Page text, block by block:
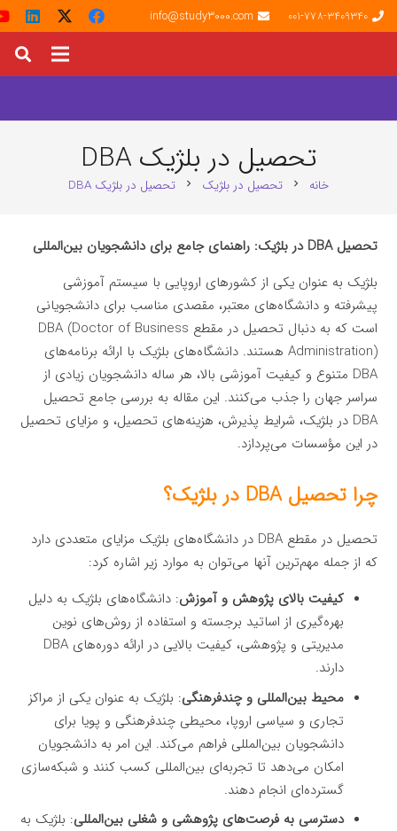
001-778-3409340
info@study3000.com
تحصیل در بلژیک DBA
خانه chevron_right تحصیل در بلژیک chevron_right تحصیل در بلژیک DBA
تحصیل DBA در بلژیک: راهنمای جامع برای دانشجویان بین‌المللی
بلژیک به عنوان یکی از کشورهای اروپایی با سیستم آموزشی
پیشرفته و دانشگاه‌های معتبر، مقصدی مناسب برای دانشجویانی
است که به دنبال تحصیل در مقطع DBA (Doctor of Business
Administration) هستند. دانشگاه‌های بلژیک با ارائه برنامه‌های
DBA متنوع و کیفیت آموزشی بالا، هر ساله دانشجویان زیادی از
سراسر جهان را جذب می‌کنند. این مقاله به بررسی جامع تحصیل
DBA در بلژیک، شرایط پذیرش، هزینه‌های تحصیل، و مزایای تحصیل
در این مؤسسات می‌پردازد.
چرا تحصیل DBA در بلژیک؟
تحصیل در مقطع DBA در دانشگاه‌های بلژیک مزایای متعددی دارد
که از جمله مهم‌ترین آنها می‌توان به موارد زیر اشاره کرد:
کیفیت بالای پژوهش و آموزش: دانشگاه‌های بلژیک به دلیل
بهره‌گیری از اساتید برجسته و استفاده از روش‌های نوین
مدیریتی و پژوهشی، کیفیت بالایی در ارائه دوره‌های DBA
دارند.
محیط بین‌المللی و چندفرهنگی: بلژیک به عنوان یکی از مراکز
تجاری و سیاسی اروپا، محیطی چندفرهنگی و پویا برای
دانشجویان بین‌المللی فراهم می‌کند. این امر به دانشجویان
امکان می‌دهد تا تجربه‌ای بین‌المللی کسب کنند و شبکه‌سازی
گسترده‌ای انجام دهند.
دسترسی به فرصت‌های پژوهشی و شغلی بین‌المللی: بلژیک به